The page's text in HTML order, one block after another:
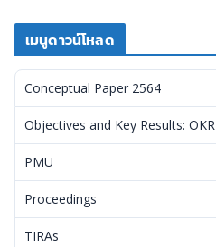
เมนูดาวน์โหลด
Conceptual Paper 2564
Objectives and Key Results: OKR
PMU
Proceedings
TIRAs